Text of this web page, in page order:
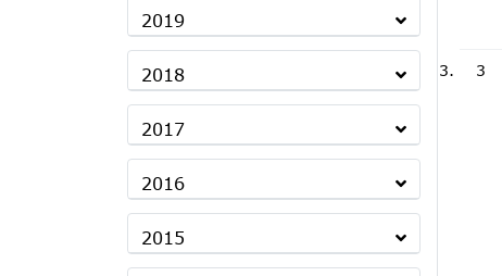
2019
2018
2017
2016
2015
3